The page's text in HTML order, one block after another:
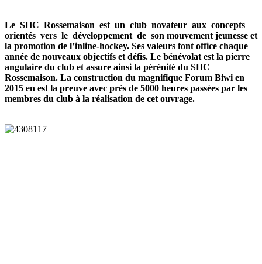
Le SHC Rossemaison est un club novateur aux concepts
orientés vers le développement de son mouvement jeunesse et
la promotion de l’inline-hockey. Ses valeurs font office chaque
année de nouveaux objectifs et défis. Le bénévolat est la pierre
angulaire du club et assure ainsi la pérénité du SHC
Rossemaison. La construction du magnifique Forum Biwi en
2015 en est la preuve avec près de 5000 heures passées par les
membres du club à la réalisation de cet ouvrage.